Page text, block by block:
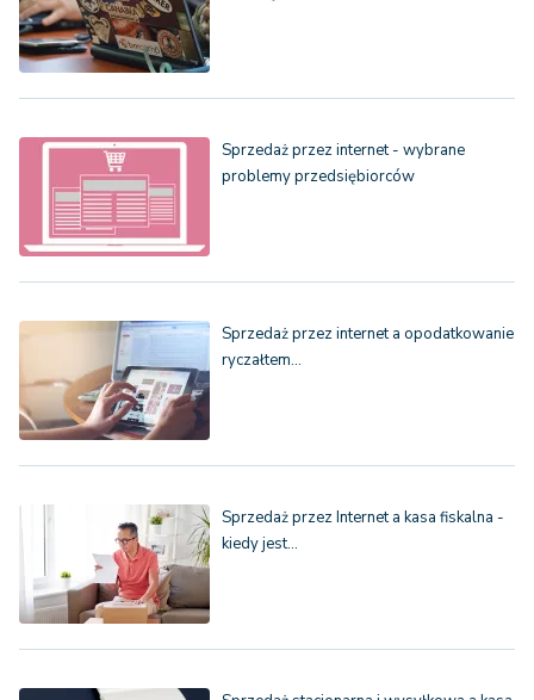
Sprzedaż przez internet - wybrane
problemy przedsiębiorców
Sprzedaż przez internet a opodatkowanie
ryczałtem…
Sprzedaż przez Internet a kasa fiskalna -
kiedy jest…